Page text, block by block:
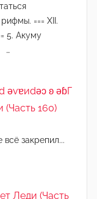
=== XII.
5. Акуму
…
ǝvɐиdǝɔ ʚ ǝɓГ
160)
закрепил...
Леди (Часть